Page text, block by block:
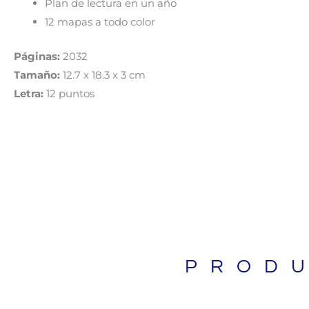
Plan de lectura en un año
12 mapas a todo color
Páginas: 2032
Tamaño: 12.7 x 18.3 x 3 cm
Letra: 12 puntos